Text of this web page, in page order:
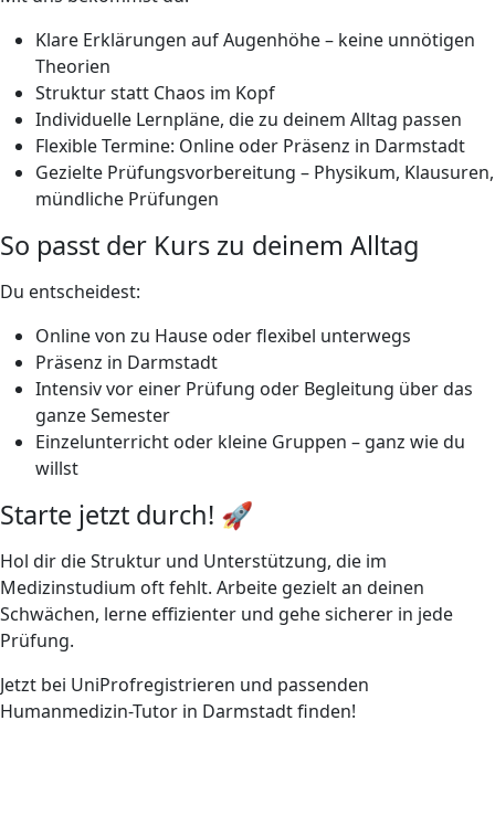
Klare Erklärungen auf Augenhöhe – keine unnötigen
Theorien
Struktur statt Chaos im Kopf
Individuelle Lernpläne, die zu deinem Alltag passen
Flexible Termine: Online oder Präsenz in Darmstadt
Gezielte Prüfungsvorbereitung – Physikum, Klausuren,
mündliche Prüfungen
So passt der Kurs zu deinem Alltag
Du entscheidest:
Online von zu Hause oder flexibel unterwegs
Präsenz in Darmstadt
Intensiv vor einer Prüfung oder Begleitung über das
ganze Semester
Einzelunterricht oder kleine Gruppen – ganz wie du
willst
Starte jetzt durch! 🚀
Hol dir die Struktur und Unterstützung, die im
Medizinstudium oft fehlt. Arbeite gezielt an deinen
Schwächen, lerne effizienter und gehe sicherer in jede
Prüfung.
Jetzt bei UniProfregistrieren und passenden
Humanmedizin-Tutor in Darmstadt finden!